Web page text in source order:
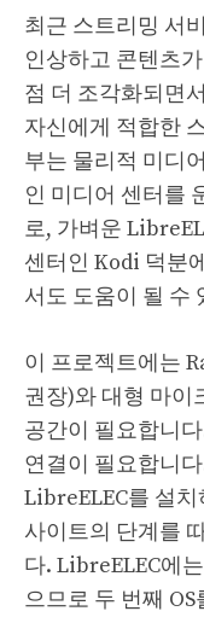
최근 스트리밍 서
인상하고 콘텐츠
점 더 조각화되면
자신에게 적합한
부는 물리적 미디
인 미디어 센터를
로, 가벼운
센터인 Kodi 덕분
서도 도움이 될 수
이 프로젝트에는
권장)와 대형 마이
공간이 필요합니
연결이 필요합니
LibreELEC를 설
사이트의 단계를
다. LibreELEC에
으므로 두 번째